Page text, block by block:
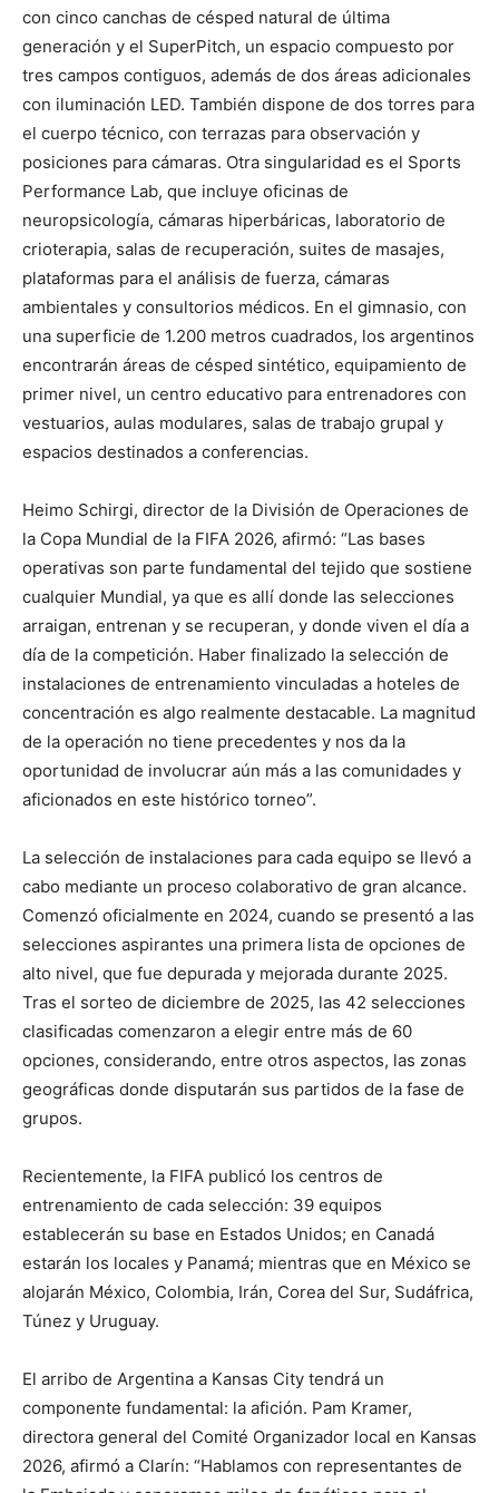
con cinco canchas de césped natural de última
generación y el SuperPitch, un espacio compuesto por
tres campos contiguos, además de dos áreas adicionales
con iluminación LED. También dispone de dos torres para
el cuerpo técnico, con terrazas para observación y
posiciones para cámaras. Otra singularidad es el Sports
Performance Lab, que incluye oficinas de
neuropsicología, cámaras hiperbáricas, laboratorio de
crioterapia, salas de recuperación, suites de masajes,
plataformas para el análisis de fuerza, cámaras
ambientales y consultorios médicos. En el gimnasio, con
una superficie de 1.200 metros cuadrados, los argentinos
encontrarán áreas de césped sintético, equipamiento de
primer nivel, un centro educativo para entrenadores con
vestuarios, aulas modulares, salas de trabajo grupal y
espacios destinados a conferencias.
Heimo Schirgi, director de la División de Operaciones de
la Copa Mundial de la FIFA 2026, afirmó: “Las bases
operativas son parte fundamental del tejido que sostiene
cualquier Mundial, ya que es allí donde las selecciones
arraigan, entrenan y se recuperan, y donde viven el día a
día de la competición. Haber finalizado la selección de
instalaciones de entrenamiento vinculadas a hoteles de
concentración es algo realmente destacable. La magnitud
de la operación no tiene precedentes y nos da la
oportunidad de involucrar aún más a las comunidades y
aficionados en este histórico torneo”.
La selección de instalaciones para cada equipo se llevó a
cabo mediante un proceso colaborativo de gran alcance.
Comenzó oficialmente en 2024, cuando se presentó a las
selecciones aspirantes una primera lista de opciones de
alto nivel, que fue depurada y mejorada durante 2025.
Tras el sorteo de diciembre de 2025, las 42 selecciones
clasificadas comenzaron a elegir entre más de 60
opciones, considerando, entre otros aspectos, las zonas
geográficas donde disputarán sus partidos de la fase de
grupos.
Recientemente, la FIFA publicó los centros de
entrenamiento de cada selección: 39 equipos
establecerán su base en Estados Unidos; en Canadá
estarán los locales y Panamá; mientras que en México se
alojarán México, Colombia, Irán, Corea del Sur, Sudáfrica,
Túnez y Uruguay.
El arribo de Argentina a Kansas City tendrá un
componente fundamental: la afición. Pam Kramer,
directora general del Comité Organizador local en Kansas
2026, afirmó a Clarín: “Hablamos con representantes de